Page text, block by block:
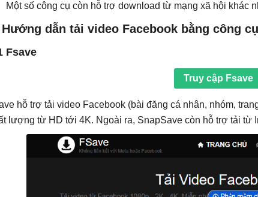
Một số công cụ còn hỗ trợ download từ mạng xã hội khác
Hướng dẫn tải video Facebook bằng công
Fsave
Truy cập Fsave
hỗ trợ tải video Facebook (bài đăng cá nhân, nhóm,
lượng từ HD tới 4K. Ngoài ra, SnapSave còn hỗ trợ tải từ